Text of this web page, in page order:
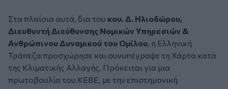
Στα πλαίσια αυτά, δια του κου. Δ. Ηλιοδώρου,
Διευθυντή Διεύθυνσης Νομικών Υπηρεσιών &
Ανθρώπινου Δυναμικού του Ομίλου, η Ελληνική
Τράπεζα προσχώρησε και συνυπέγραψε τη Χάρτα κατά
της Κλιματικής Αλλαγής. Πρόκειται για μια
πρωτοβουλία του ΚΕΒΕ, με την επιστημονική